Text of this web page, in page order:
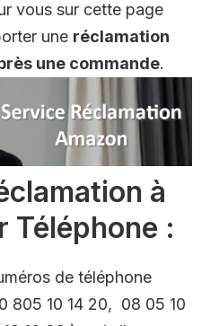
vous sur cette page
une réclamation
une commande.
à
Téléphone :
de téléphone
805 10 14 20, 08 05 10